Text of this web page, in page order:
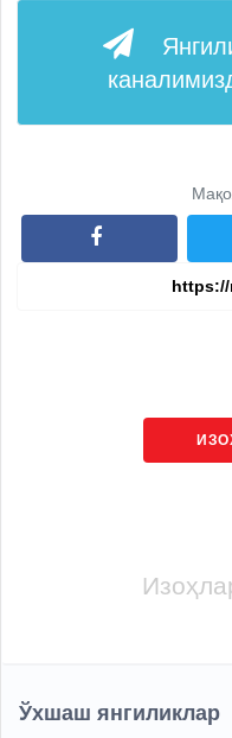
Ўхшаш янгиликлар